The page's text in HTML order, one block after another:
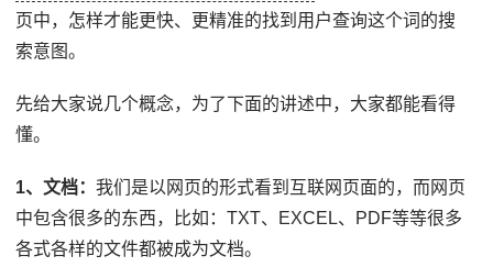
页中，怎样才能更快、更精准的找到用户查询这个词的搜
索意图。
先给大家说几个概念，为了下面的讲述中，大家都能看得
懂。
1、文档：我们是以网页的形式看到互联网页面的，而网页
中包含很多的东西，比如：TXT、EXCEL、PDF等等很多
各式各样的文件都被成为文档。